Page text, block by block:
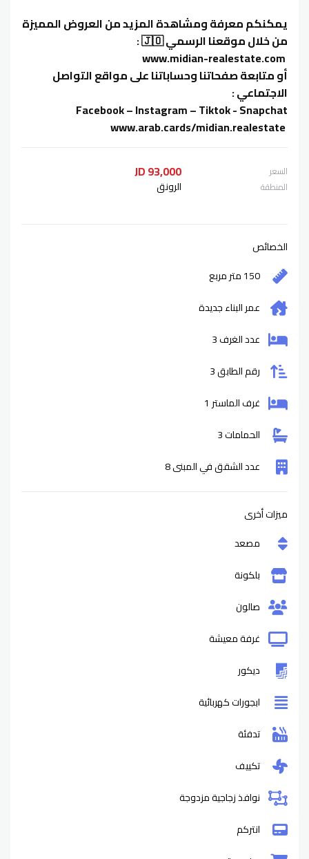
يمكنكم معرفة ومشاهدة المزيد من العروض المميزة
من خلال موقعنا الرسمي 🇯🇴 :
أو متابعة صفحاتنا وحساباتنا على مواقع التواصل
الاجتماعي :
السعر 93,000 JD
المنطقة الرونق
الخصائص
150 متر مربع
عمر البناءجديدة
عدد الغرف 3
رقم الطابق 3
غرف الماستر 1
الحمامات 3
عدد الشقق في المبنى 8
ميزات أخرى
مصعد
بلكونة
صالون
غرفة معيشة
ديكور
ابجورات كهربائية
تدفئة
تكييف
نوافذ زجاجية مزدوجة
انتركم